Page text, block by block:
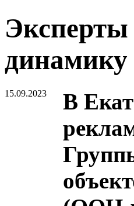
Эксперты
15.09.2023
В